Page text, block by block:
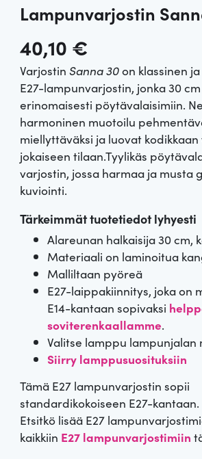
Lampunvarjostin
40,10 €
Varjostin Sanna 30on klassinen
E27-lampunvarjostin, jonka 30
erinomaisesti pöytävalaisimiin.
harmoninen muotoilu
miellyttäväksi ja luovat
jokaiseen tilaan.Tyylikäs
varjostin, jossa harmaa ja musta
kuviointi.
Tärkeimmät tuotetiedot lyhyesti
Alareunan halkaisija 30 cm,
Materiaali on laminoitua
Malliltaan pyöreä
E27-laippakiinnitys, joka on
E14-kantaan sopivaksi
soviterenkaallamme.
Valitse lamppu lampunjalan
Siirry lamppusuosituksiin
Tämä E27 lampunvarjostin sopii
standardikokoiseen E27-kantaan.
Etsitkö lisää E27
kaikkiin E27 lampunvarjostimiin